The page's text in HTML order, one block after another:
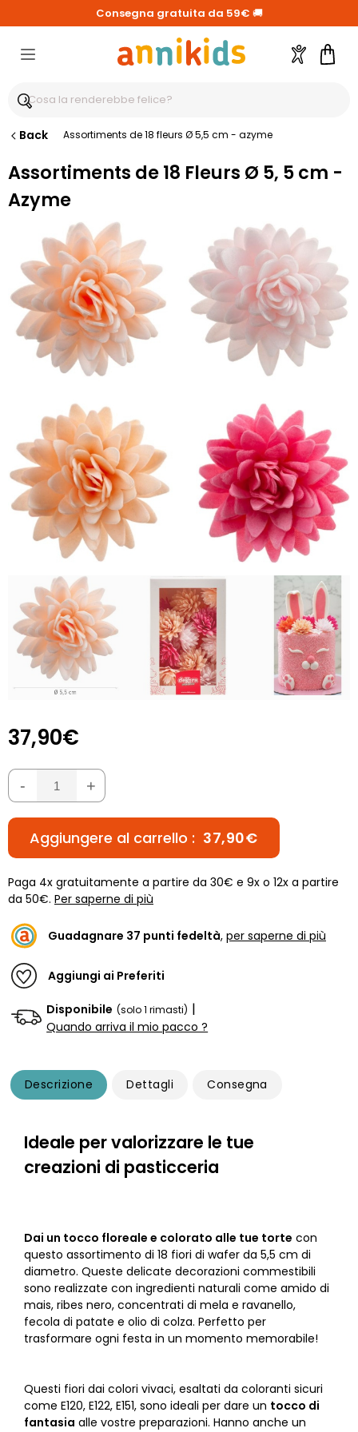
Consegna gratuita da 59€ 🚚
Account
Back Assortiments de 18 fleurs Ø 5,5 cm - azyme
Assortiments de 18 Fleurs Ø 5, 5 cm -
Azyme
37,90€
- +
Aggiungere al carrello : 37,90€
Paga 4x gratuitamente a partire da 30€ e 9x o 12x a partire
da 50€. Per saperne di più
Guadagnare 37 punti fedeltà, per saperne di più
Aggiungi ai Preferiti
Disponibile (solo 1 rimasti) |
Quando arriva il mio pacco ?
Descrizione Dettagli Consegna
Ideale per valorizzare le tue
creazioni di pasticceria
Dai un tocco floreale e colorato alle tue torte con
questo assortimento di 18 fiori di wafer da 5,5 cm di
diametro. Queste delicate decorazioni commestibili
sono realizzate con ingredienti naturali come amido di
mais, ribes nero, concentrati di mela e ravanello,
fecola di patate e olio di colza. Perfetto per
trasformare ogni festa in un momento memorabile!
Questi fiori dai colori vivaci, esaltati da coloranti sicuri
come E120, E122, E151, sono ideali per dare un tocco di
fantasia alle vostre preparazioni. Hanno anche un